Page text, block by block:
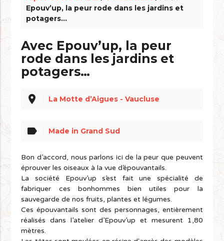
Epouv’up, la peur rode dans les jardins et
potagers…
Avec Epouv’up, la peur
rode dans les jardins et
potagers…
place La Motte d’Aigues - Vaucluse
label Made in Grand Sud
Bon d’accord, nous parlons ici de la peur que peuvent
éprouver les oiseaux à la vue d’épouvantails.
La société Epouv’up s’est fait une spécialité de
fabriquer ces bonhommes bien utiles pour la
sauvegarde de nos fruits, plantes et légumes.
Ces épouvantails sont des personnages, entièrement
réalisés dans l’atelier d’Epouv’up et mesurent 1,80
mètres.